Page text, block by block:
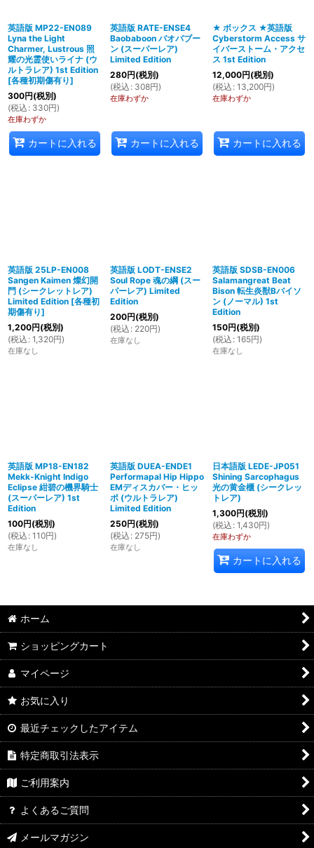
英語版 MP22-EN089
Lyna the Light
Charmer, Lustrous 照
耀の光霊使いライナ (ウ
ルトラレア) 1st Edition
[各種初期傷有り]
300円(税別)
(税込 : 330円)
在庫わずか
カートに入れる
英語版 RATE-ENSE4
Baobaboon バオバブー
ン (スーパーレア)
Limited Edition
280円(税別)
(税込 : 308円)
在庫わずか
カートに入れる
★ ボックス ★英語版
Cyberstorm Access サ
イバーストーム・アクセ
ス 1st Edition
12,000円(税別)
(税込 : 13,200円)
在庫わずか
カートに入れる
英語版 25LP-EN008
Sangen Kaimen 燦幻開
門 (シークレットレア)
Limited Edition [各種初
期傷有り]
1,200円(税別)
(税込 : 1,320円)
在庫なし
英語版 LODT-ENSE2
Soul Rope 魂の綱 (スー
パーレア) Limited
Edition
200円(税別)
(税込 : 220円)
在庫なし
英語版 SDSB-EN006
Salamangreat Beat
Bison 転生炎獣Bバイソ
ン (ノーマル) 1st
Edition
150円(税別)
(税込 : 165円)
在庫なし
英語版 MP18-EN182
Mekk-Knight Indigo
Eclipse 紺碧の機界騎士
(スーパーレア) 1st
Edition
100円(税別)
(税込 : 110円)
在庫なし
英語版 DUEA-ENDE1
Performapal Hip Hippo
EMディスカバー・ヒッ
ポ (ウルトラレア)
Limited Edition
250円(税別)
(税込 : 275円)
在庫なし
日本語版 LEDE-JP051
Shining Sarcophagus
光の黄金櫃 (シークレッ
トレア)
1,300円(税別)
(税込 : 1,430円)
在庫わずか
カートに入れる
ホーム
ショッピングカート
マイページ
お気に入り
最近チェックしたアイテム
特定商取引法表示
ご利用案内
よくあるご質問
メールマガジン